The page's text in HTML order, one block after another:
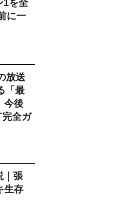
1を全
に一
放送
「最
今後
完全ガ
｜張
生存